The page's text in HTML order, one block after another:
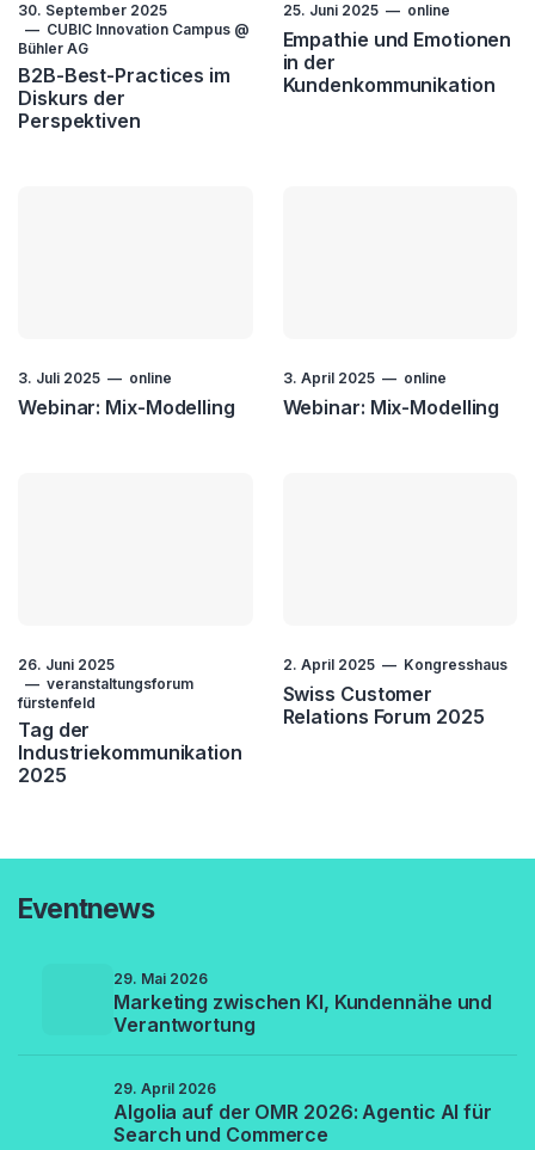
30. September 2025
CUBIC Innovation Campus @
Bühler AG
B2B-Best-Practices im
Diskurs der
Perspektiven
25. Juni 2025 online
Empathie und Emotionen
in der
Kundenkommunikation
3. Juli 2025 online
Webinar: Mix-Modelling
3. April 2025 online
Webinar: Mix-Modelling
26. Juni 2025
veranstaltungsforum
fürstenfeld
Tag der
Industriekommunikation
2025
2. April 2025 Kongresshaus
Swiss Customer
Relations Forum 2025
Eventnews
29. Mai 2026
Marketing zwischen KI, Kundennähe und
Verantwortung
29. April 2026
Algolia auf der OMR 2026: Agentic AI für
Search und Commerce